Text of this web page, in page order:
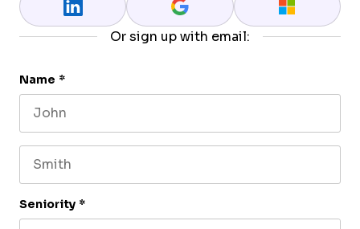
Or sign up with email:
Name *
Seniority *